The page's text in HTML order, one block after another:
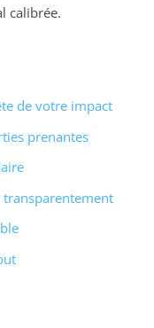
calibrée.
de votre impact
prenantes